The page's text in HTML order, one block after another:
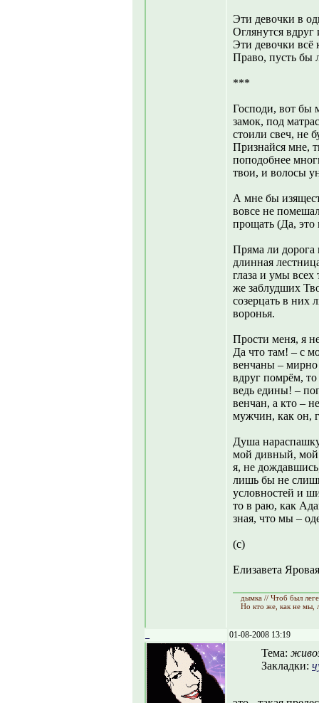
Эти девочки в
Оглянутся вдруг
Эти девочки всё
Право, пусть бы
***
Господи, вот бы
замок, под
стоили свеч, не
Признайся мне,
поподобнее
твои, и волосы
А мне бы
вовсе не
прощать (Да, это
Пряма ли дорога
длинная
глаза и умы всех
же заблудших
созерцать в них
воронья.
Прости меня, я
Да что там! – с
венчаны – мирно
вдруг помрём,
ведь едины! –
венчан, а кто –
мужчин, как он,
Душа
мой дивный, мой
я, не
лишь бы не
условностей и
то в раю, как
зная, что мы –
(с)
Елизавета Яровая
дымка // Чтоб был
Но кто же, как не мы,
01-08-2008 13:19
Тема:
Закладки: